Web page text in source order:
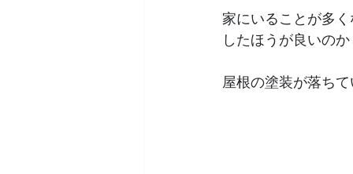
家にいることが多
したほうが良いの
屋根の塗装が落ち